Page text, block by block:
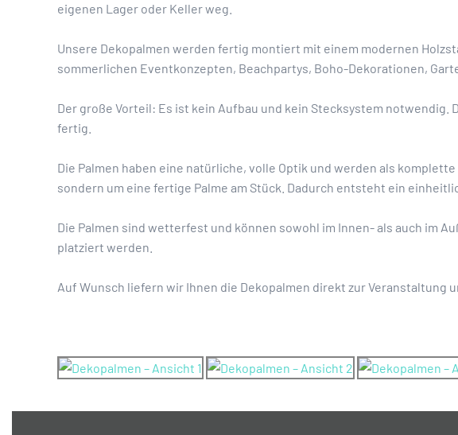
eigenen Lager oder Keller weg.
Unsere Dekopalmen werden fertig montiert mit einem modernen
sommerlichen Eventkonzepten, Beachpartys, Boho-Dekorationen,
Der große Vorteil: Es ist kein Aufbau und kein Stecksystem
fertig.
Die Palmen haben eine natürliche, volle Optik und werden als
sondern um eine fertige Palme am Stück. Dadurch entsteht ein
Die Palmen sind wetterfest und können sowohl im Innen- als auch im
platziert werden.
Auf Wunsch liefern wir Ihnen die Dekopalmen direkt zur Veranstaltung